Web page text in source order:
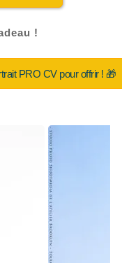
!
PRO CV pour offrir ! 🎁